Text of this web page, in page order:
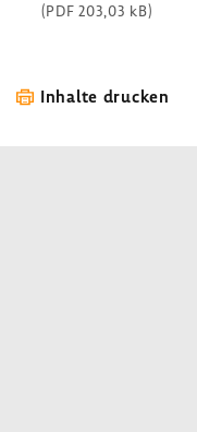
(PDF 203,03 kB)
Inhalte drucken